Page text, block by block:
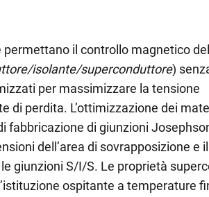
il controllo magnetico
isolante/superconduttore)
per massimizzare la tensione
di perdita. L’ottimizzazione dei
fabbricazione di giunzioni
dell’area di sovrapposizione e il
giunzioni S/I/S. Le proprietà
ospitante a temperature